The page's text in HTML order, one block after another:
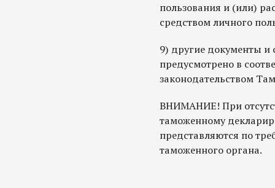
пользования и (или)
средством личного
9) другие документы и
предусмотрено в
законодательством
ВНИМАНИЕ! При
таможенному
представляются по
таможенного органа.